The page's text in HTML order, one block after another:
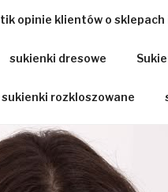
opinie klientów o
sukienki dresowe
sukienki rozkloszowane